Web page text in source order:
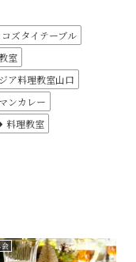
コズタイテーブル
室
ア料理教室山口
ンカレー
料理教室
会